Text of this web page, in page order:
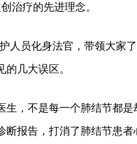
治疗的先进理念。
人员化身法官，带领大家
的几大误区。
生，不是每一个肺结节都是
报告，打消了肺结节患者